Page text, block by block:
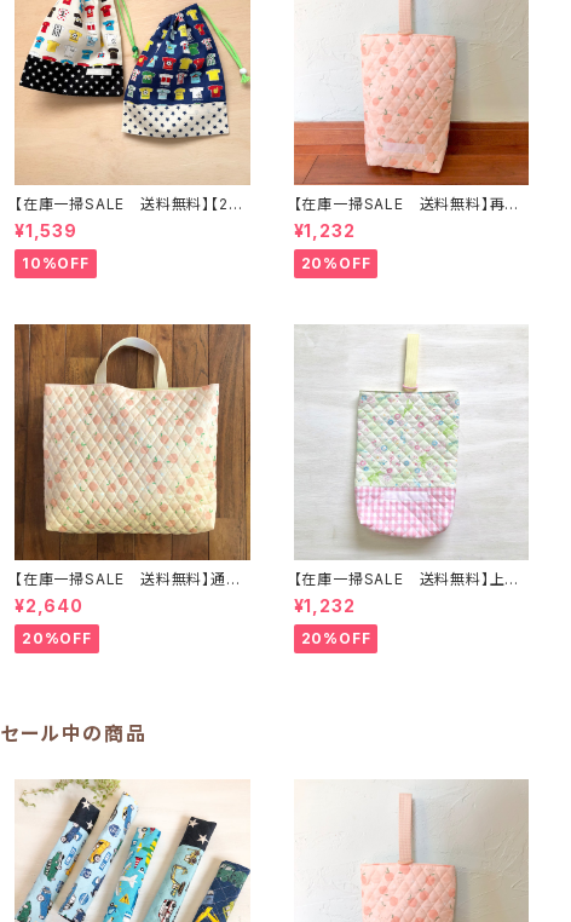
【在庫一掃SALE 送料無料】【2枚
セット】巾着袋(中)30×24cm【Tシ
ャツ柄】★KC. 男の子 星｜通園通
学用のかわいい巾着袋や入園オー
ダーHoshizora☆ほしぞら
¥1,539
10%OFF
【在庫一掃SALE 送料無料】再販/
上靴入れ☆27×22マチ6cm ☆【ピ
ーチ柄】 ★US.49 上履き袋 上靴
袋 桃 キルティング 裏地付き ｜通
園通学用のかわいい巾着袋や入園
¥1,232
20%OFF
【在庫一掃SALE 送料無料】通園
バッグ☆32×43マチ6cm☆【ピー
チ柄】★TB.39 幼稚園バッグ ト
ートバッグ キルティング レッス
ンバッグ 桃 女の子 ｜通園通
¥2,640
20%OFF
【在庫一掃SALE 送料無料】上靴
入れ☆27×23マチ6cm ☆【ティン
カーベルシルエット柄】 ★US. 414
2 上履き袋 上靴袋 妖精 花 女
の子 かわいい キルティング 裏
¥1,232
20%OFF
セール中の商品